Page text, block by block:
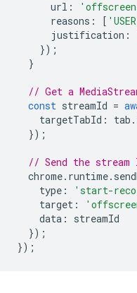
url :
reasons : [
justification :
});
}
// Get a
const streamId =
targetTabId : tab .
});
// Send the
chrome. runtime.
type : 'start-
target :
data :
streamId
});
});